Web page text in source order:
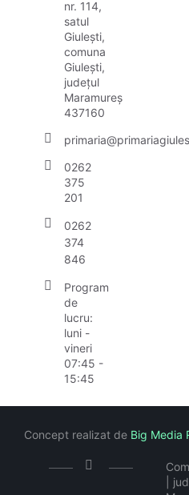
nr. 114,
satul
Giulești,
comuna
Giulești,
județul
Maramureș
437160
0262
375
201
0262
374
846
Program
de
lucru:
luni -
vineri
07:45 -
15:45
|
Concept realizat de Big Media